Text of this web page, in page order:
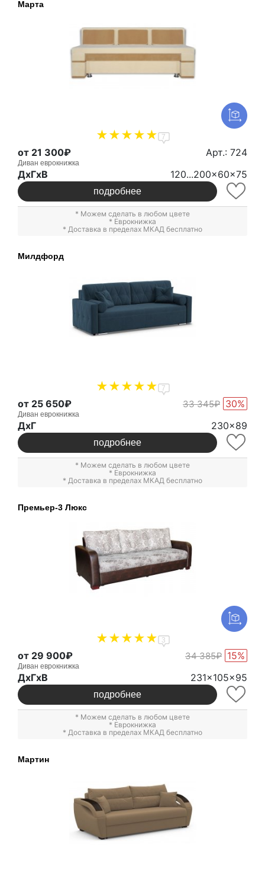
Марта
7
от 21 300₽ Арт.: 724
Диван еврокнижка
ДxГxВ 120...200x60x75
подробнее
* Можем сделать в любом цвете
* Еврокнижка
* Доставка в пределах МКАД бесплатно
Милдфорд
7
от 25 650₽ 33 345₽ 30%
Диван еврокнижка
ДxГ 230x89
подробнее
* Можем сделать в любом цвете
* Еврокнижка
* Доставка в пределах МКАД бесплатно
Премьер-3 Люкс
3
от 29 900₽ 34 385₽ 15%
Диван еврокнижка
ДxГxВ 231x105x95
подробнее
* Можем сделать в любом цвете
* Еврокнижка
* Доставка в пределах МКАД бесплатно
Мартин